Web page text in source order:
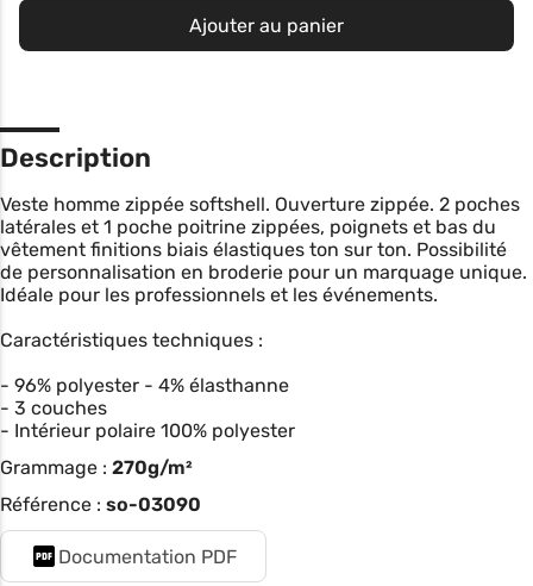
Ajouter au panier
Description
Veste homme zippée softshell. Ouverture zippée. 2 poches
latérales et 1 poche poitrine zippées, poignets et bas du
vêtement finitions biais élastiques ton sur ton. Possibilité
de personnalisation en broderie pour un marquage unique.
Idéale pour les professionnels et les événements.
Caractéristiques techniques :
- 96% polyester - 4% élasthanne
- 3 couches
- Intérieur polaire 100% polyester
Grammage : 270g/m²
Référence : so-03090
Documentation PDF